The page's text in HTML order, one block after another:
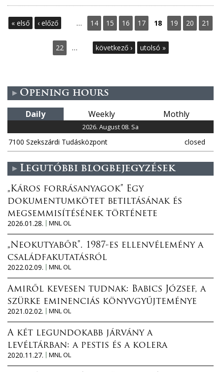
P
e
s
« első ‹ előző … 14 15 16 17 18 19 20 21
22 … következő › utolsó »
Opening hours
Daily Weekly Mothly
2026. August 08. Sa
7100 Szekszárdi Tudásközpont closed
Legutóbbi blogbejegyzések
„Káros forrásanyagok” Egy
dokumentumkötet betiltásának és
megsemmisítésének története
2026.01.28.
MNL OL
„Neokutyabőr”. 1987-es ellenvélemény a
családfakutatásról
2022.02.09.
MNL OL
Amiről kevesen tudnak: Babics József, a
szürke eminenciás könyvgyűjteménye
2021.02.02.
MNL OL
A két legundokabb járvány a
levéltárban: a pestis és a kolera
2020.11.27.
MNL OL